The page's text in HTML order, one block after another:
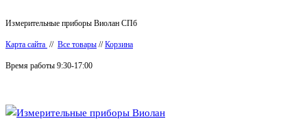
к
содержимому
Измерительные приборы Виолан СПб
Карта сайта // Все товары //Корзина
Время работы 9:30-17:00